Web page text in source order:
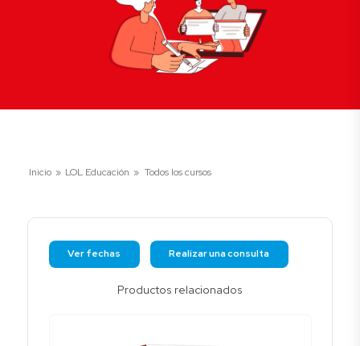
Inicio » LOL Educación » Todos los cursos
Ver fechas Realizar una consulta
Productos relacionados